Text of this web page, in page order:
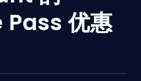
优惠